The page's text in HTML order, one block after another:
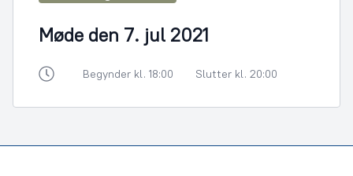
Møde den 7. jul 2021
Begynder kl. 18:00 Slutter kl. 20:00